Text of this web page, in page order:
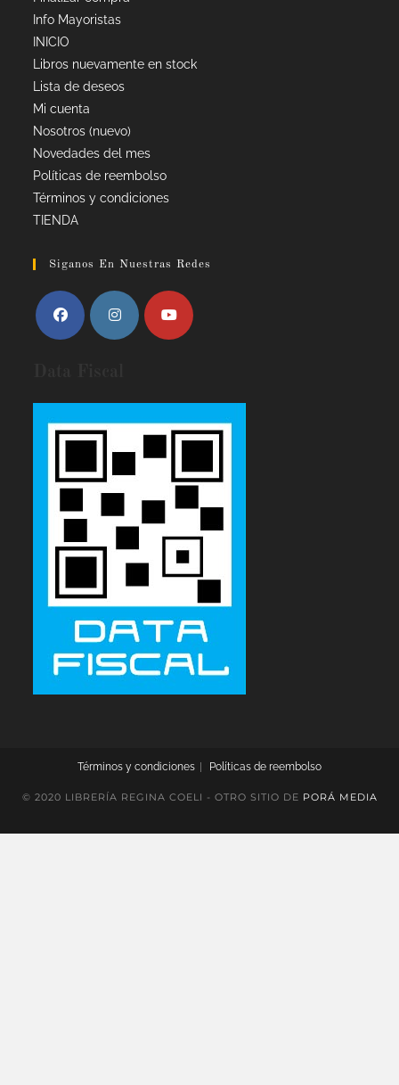
Info Mayoristas
INICIO
Libros nuevamente en stock
Lista de deseos
Mi cuenta
Nosotros (nuevo)
Novedades del mes
Políticas de reembolso
Términos y condiciones
TIENDA
Siganos En Nuestras Redes
Términos y condiciones Políticas de reembolso
© 2020 LIBRERÍA REGINA COELI - OTRO SITIO DE PORÁ MEDIA